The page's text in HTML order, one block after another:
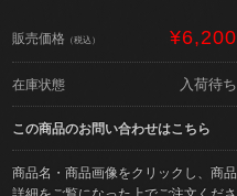
販売価格 （税込） ¥6,200
在庫状態 入荷待ち
この商品のお問い合わせはこちら
商品名・商品画像をクリックし、商品